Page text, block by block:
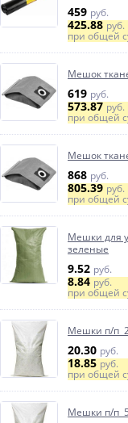
459 руб.
425.88руб.
при общей
Мешок
619 руб.
573.87руб.
при общей
Мешок
868 руб.
805.39руб.
при общей
Мешки для
зеленые
9.52 руб.
8.84руб.
при общей
Мешки п/п
20.30 руб.
18.85руб.
при общей
Мешки п/п